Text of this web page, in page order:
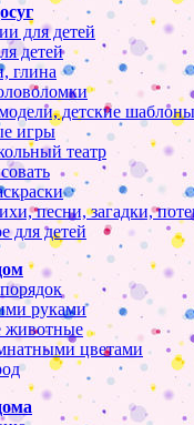
для детей
детей
глина
детские шаблоны
игры
театр
песни, загадки,
для детей
руками
животные
цветами